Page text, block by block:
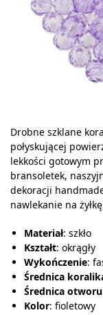
Drobne szklane
połyskującej
lekkości gotowym
bransoletek,
dekoracji
nawlekanie na
Materiał: szkło
Kształt: okrągły
Wykończenie:
Średnica
Średnica otworu
Kolor: fioletowy